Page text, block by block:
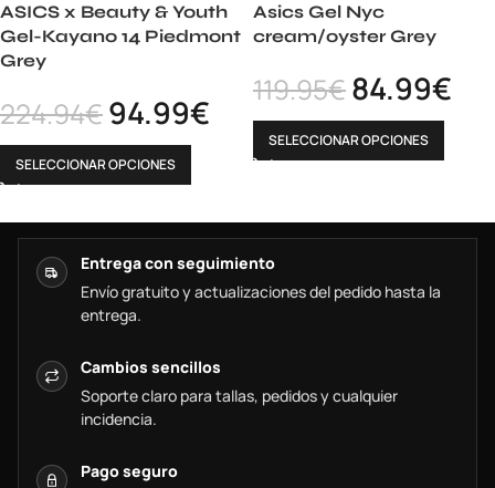
ASICS x Beauty & Youth
Gel-Kayano 14 Piedmont
Grey
224.94€94.99€
SELECCIONAR OPCIONES
Asics Gel Nyc
cream/oyster Grey
119.95€84.99€
SELECCIONAR OPCIONES
Entrega con seguimiento
Envío gratuito y actualizaciones del pedido hasta la
entrega.
Cambios sencillos
Soporte claro para tallas, pedidos y cualquier
incidencia.
Pago seguro